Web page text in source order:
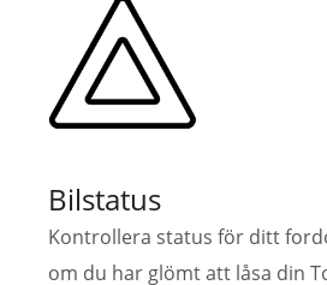
Bilstatus
Kontrollera status för ditt
om du har glömt att låsa din